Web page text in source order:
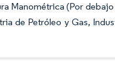
(Por debajo
de Petróleo y Gas,